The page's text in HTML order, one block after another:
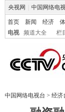
央视网 中国网络电
首页 新闻 经济
电视
频道大全 栏
中国网络电视台 > 经济